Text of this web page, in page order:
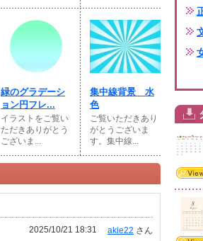
緑のグラデーシ
ョン円フレ...
イラストをご覧い
ただきありがとう
ございま...
集中線背景 水
色
ご覧いただきあり
がとうございま
す。集中線...
akie22 さん
2025/10/21 18:31